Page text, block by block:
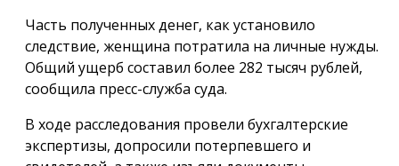
Часть полученных денег, как установило
следствие, женщина потратила на личные нужды.
Общий ущерб составил более 282 тысяч рублей,
сообщила пресс-служба суда.
В ходе расследования провели бухгалтерские
экспертизы, допросили потерпевшего и